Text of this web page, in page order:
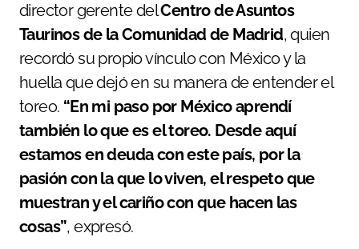
director gerente delCentro de Asuntos
Taurinos de la Comunidad de Madrid, quien
recordó su propio vínculo con México y la
huella que dejó en su manera de entender el
toreo. “En mi paso por México aprendí
también lo que es el toreo. Desde aquí
estamos en deuda con este país, por la
pasión con la que lo viven, el respeto que
muestran y el cariño con que hacen las
cosas”, expresó.